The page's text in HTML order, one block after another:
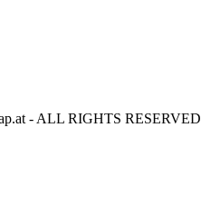
- ALL RIGHTS RESERVED